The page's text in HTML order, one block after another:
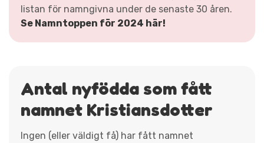
listan för namngivna under de senaste 30 åren.
Se Namntoppen för 2024 här!
Antal nyfödda som fått
namnet Kristiansdotter
Ingen (eller väldigt få) har fått namnet